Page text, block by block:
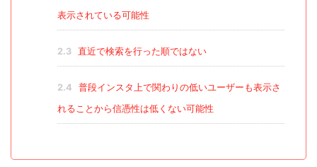
表示されている可能性
2.3 直近で検索を行った順ではない
2.4
普段インスタ上で関わりの低いユーザーも表示さ
れることから信憑性は低くない可能性